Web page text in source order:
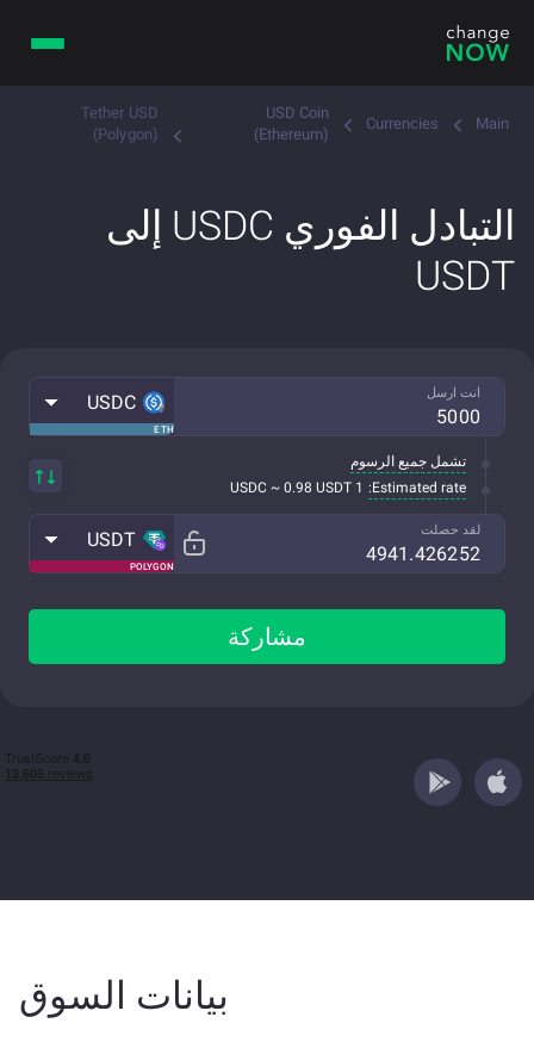
Main
Currencies
USD Coin
(Ethereum)
Tether USD
(Polygon)
التبادل الفوري USDC إلى
USDT
انت ارسل
ETH
USDC
تشمل جميع الرسوم
Estimated rate:
1 USDC ~ 0.98 USDT
لقد حصلت
POLYGON
USDT
مشاركة
بيانات السوق